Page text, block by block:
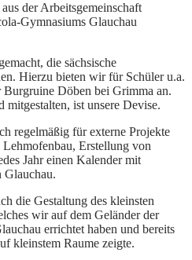
der Arbeitsgemeinschaft
Gymnasiums Glauchau
die sächsische
Hierzu bieten wir für Schüler u.a.
Döben bei Grimma an.
mitgestalten, ist unsere Devise.
regelmäßig für externe Projekte
Erstellung von
Jahr einen Kalender mit
Glauchau.
die Gestaltung des kleinsten
wir auf dem Geländer der
errichtet haben und bereits
kleinstem Raume zeigte.